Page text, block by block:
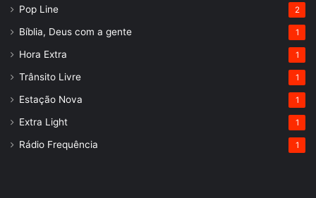
Pop Line 2
Bíblia, Deus com a gente 1
Hora Extra 1
Trânsito Livre 1
Estação Nova 1
Extra Light 1
Rádio Frequência 1